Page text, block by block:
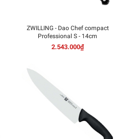
ZWILLING - Dao Chef compact
Professional S - 14cm
2.543.000₫